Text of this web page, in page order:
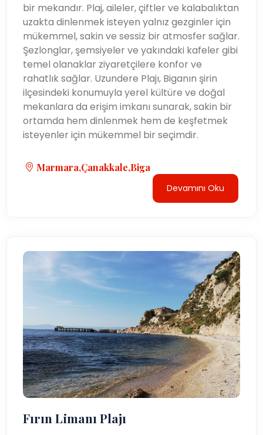
bir mekandır. Plaj, aileler, çiftler ve kalabalıktan
uzakta dinlenmek isteyen yalnız gezginler için
mükemmel, sakin ve sessiz bir atmosfer sağlar.
Şezlonglar, şemsiyeler ve yakındaki kafeler gibi
temel olanaklar ziyaretçilere konfor ve
rahatlık sağlar. Uzundere Plajı, Biganın şirin
ilçesindeki konumuyla yerel kültüre ve doğal
mekanlara da erişim imkanı sunarak, sakin bir
ortamda hem dinlenmek hem de keşfetmek
isteyenler için mükemmel bir seçimdir.
Marmara,Çanakkale,Biga
Devamını Oku
Fırın Limanı Plajı